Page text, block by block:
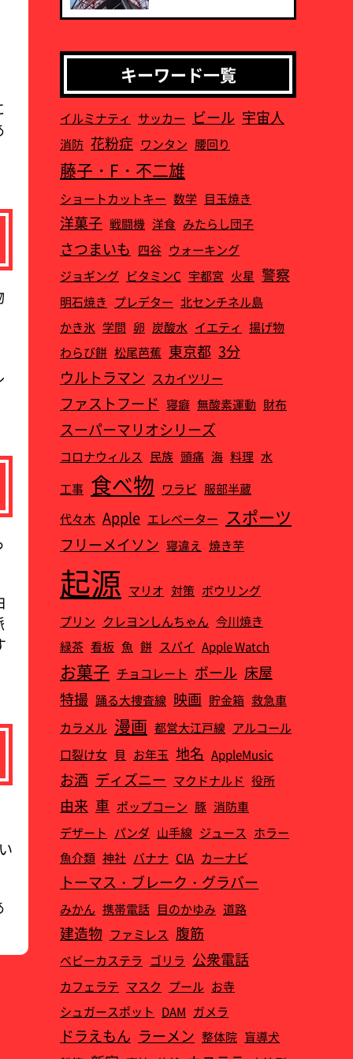
キーワード一覧
イルミナティ サッカー ビール 宇宙人
消防 花粉症 ワンタン 腰回り
藤子・F・不二雄
ショートカットキー 数学 目玉焼き
洋菓子 戦闘機 洋食 みたらし団子
さつまいも 四谷 ウォーキング
ジョギング ビタミンC 宇都宮 火星 警察
明石焼き プレデター 北センチネル島
かき氷 学問 卵 炭酸水 イエティ 揚げ物
わらび餅 松尾芭蕉 東京都 3分
ウルトラマン スカイツリー
ファストフード 寝癖 無酸素運動 財布
スーパーマリオシリーズ
コロナウィルス 民族 頭痛 海 料理 水
工事 食べ物 ワラビ 服部半蔵
代々木 Apple エレベーター スポーツ
フリーメイソン 寝違え 焼き芋
起源 マリオ 対策 ボウリング
プリン クレヨンしんちゃん 今川焼き
緑茶 看板 魚 餅 スパイ Apple Watch‎
お菓子 チョコレート ボール 床屋
特撮 踊る大捜査線 映画 貯金箱 救急車
カラメル 漫画 都営大江戸線 アルコール
口裂け女 貝 お年玉 地名 AppleMusic
お酒 ディズニー マクドナルド 役所
由来 車 ポップコーン 豚 消防車
デザート パンダ 山手線 ジュース ホラー
魚介類 神社 バナナ CIA カーナビ
トーマス・ブレーク・グラバー
みかん 携帯電話 目のかゆみ 道路
建造物 ファミレス 腹筋
ベビーカステラ ゴリラ 公衆電話
カフェラテ マスク プール お寺
シュガースポット DAM ガメラ
ドラえもん ラーメン 整体院 盲導犬